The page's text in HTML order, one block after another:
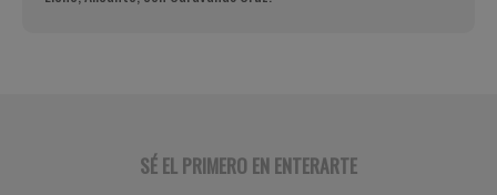
SÉ EL PRIMERO EN ENTERARTE